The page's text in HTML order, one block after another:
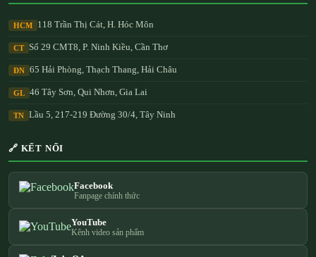
HCM 118 Trần Thị Cát, H. Hóc Môn
CT Số 29 CMT8, P. Ninh Kiều, Cần Thơ
ĐN 65 Hải Phòng, Thạch Thang, Hải Châu
GL 46 Tây Sơn, Qui Nhơn, Gia Lai
TN Lầu 5, 217-219 Đường 30/4, Tây Ninh
🔗 KẾT NỐI
Facebook
Fanpage chính thức
YouTube
Kênh video sản phẩm